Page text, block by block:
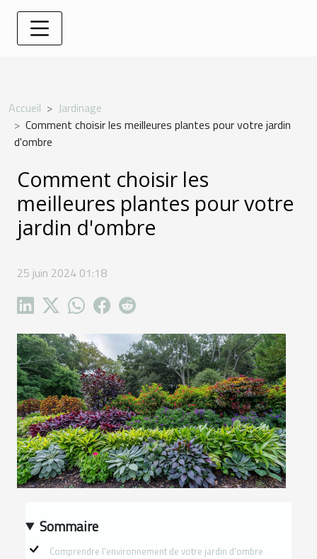
Accueil
Jardinage
Comment choisir les meilleures plantes pour votre jardin
d'ombre
Comment choisir les
meilleures plantes pour votre
jardin d'ombre
25 juin 2024 01:18
Sommaire
Comprendre l'environnement de votre jardin d'ombre